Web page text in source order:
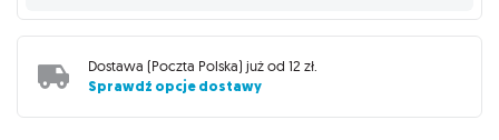
Dostawa (Poczta Polska) już od 12 zł.
Sprawdź opcje dostawy